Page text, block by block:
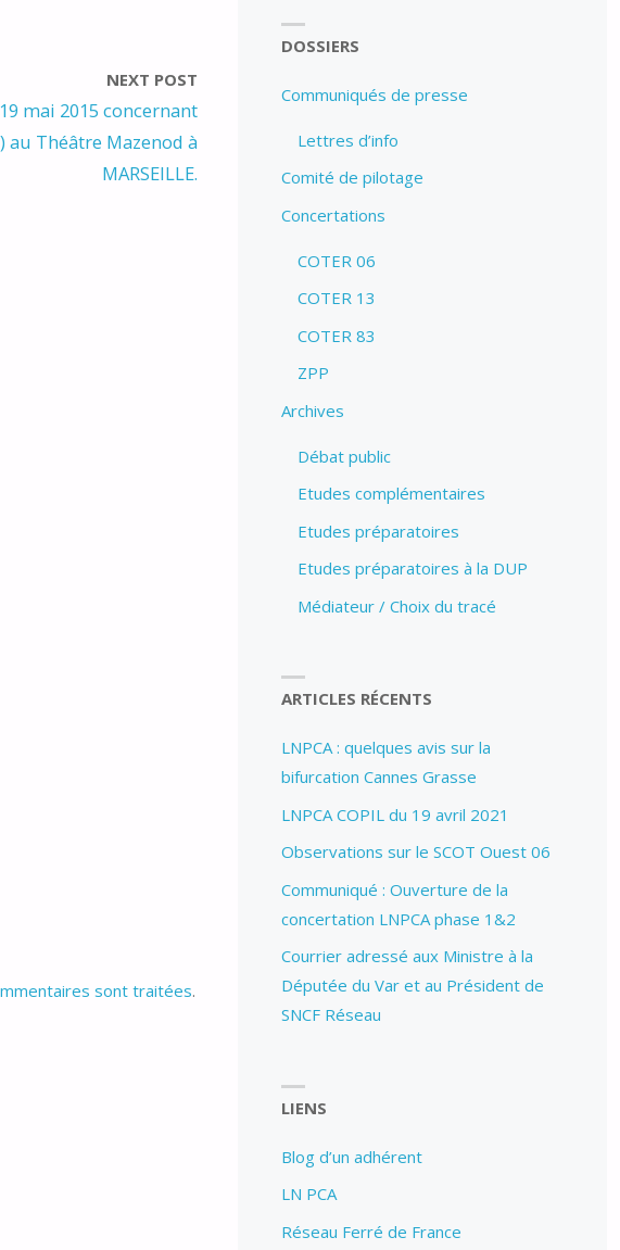
NEXT POST
mai 2015 concernant
au Théâtre Mazenod à
MARSEILLE.
sont traitées.
DOSSIERS
Communiqués de presse
Lettres d’info
Comité de pilotage
Concertations
COTER 06
COTER 13
COTER 83
ZPP
Archives
Débat public
Etudes complémentaires
Etudes préparatoires
Etudes préparatoires à la DUP
Médiateur / Choix du tracé
ARTICLES RÉCENTS
LNPCA : quelques avis sur la
bifurcation Cannes Grasse
LNPCA COPIL du 19 avril 2021
Observations sur le SCOT Ouest 06
Communiqué : Ouverture de la
concertation LNPCA phase 1&2
Courrier adressé aux Ministre à la
Députée du Var et au Président de
SNCF Réseau
LIENS
Blog d’un adhérent
LN PCA
Réseau Ferré de France